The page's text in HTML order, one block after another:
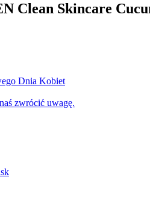
Clean Skincare
Dnia Kobiet
zwrócić uwagę.